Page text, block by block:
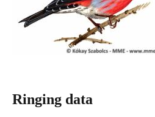
Ringing data